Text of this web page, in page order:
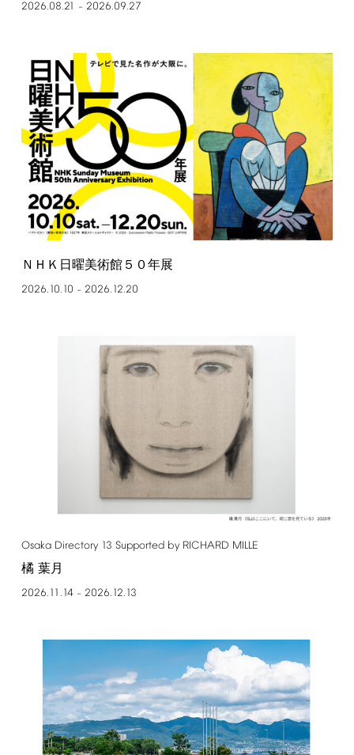
2026.08.21 – 2026.09.27
ＮＨＫ日曜美術館５０年展
2026.10.10 – 2026.12.20
Osaka Directory 13 Supported by RICHARD MILLE
橘 葉月
2026.11.14– 2026.12.13